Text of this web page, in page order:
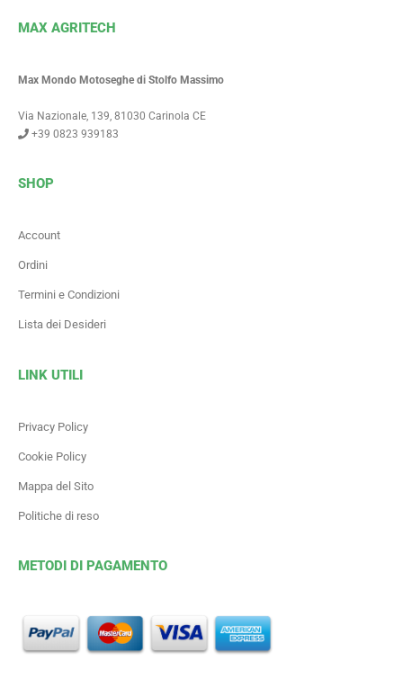
MAX AGRITECH
Max Mondo Motoseghe di Stolfo Massimo
Via Nazionale, 139, 81030 Carinola CE
+39 0823 939183
SHOP
Account
Ordini
Termini e Condizioni
Lista dei Desideri
LINK UTILI
Privacy Policy
Cookie Policy
Mappa del Sito
Politiche di reso
METODI DI PAGAMENTO